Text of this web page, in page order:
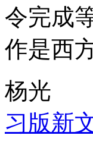
令完成
作是西
杨光
习版新